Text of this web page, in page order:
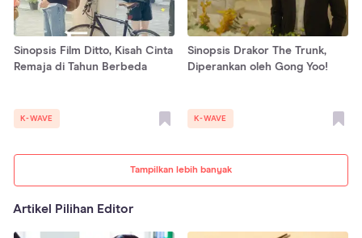
Tampilkan lebih banyak
Sinopsis Film Ditto, Kisah Cinta
Remaja di Tahun Berbeda
K-WAVE
Sinopsis Drakor The Trunk,
Diperankan oleh Gong Yoo!
K-WAVE
Artikel Pilihan Editor